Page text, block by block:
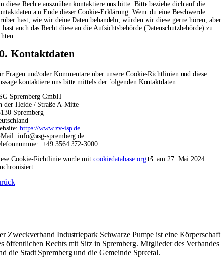
diese Rechte auszuüben kontaktiere uns bitte. Bitte beziehe dich auf die
am Ende dieser Cookie-Erklärung. Wenn du eine Beschwerde
hast, wie wir deine Daten behandeln, würden wir diese gerne hören, aber
hast auch das Recht diese an die Aufsichtsbehörde (Datenschutzbehörde) zu
Kontaktdaten
Fragen und/oder Kommentare über unsere Cookie-Richtlinien und diese
kontaktiere uns bitte mittels der folgenden Kontaktdaten:
Spremberg GmbH
der Heide / Straße A-Mitte
Spremberg
https://www.zv-isp.de
info@asg-spremberg.de
+49 3564 372-3000
Cookie-Richtlinie wurde mit cookiedatabase.org
am 27. Mai 2024
Zweckverband Industriepark Schwarze Pumpe ist eine Körperschaft
öffentlichen Rechts mit Sitz in Spremberg. Mitglieder des Verbandes
die Stadt Spremberg und die Gemeinde Spreetal.